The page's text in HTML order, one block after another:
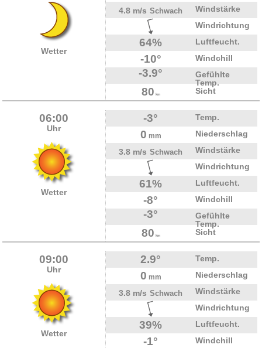
Wetter
4.8 m/s Schwach
Windstärke
Windrichtung
64% Luftfeucht.
-10° Windchill
-3.9°
Gefühlte
Temp.
80 km Sicht
06:00
Uhr
Wetter
-3° Temp.
0 mm
Niederschlag
3.8 m/s Schwach
Windstärke
Windrichtung
61% Luftfeucht.
-8° Windchill
-3°
Gefühlte
Temp.
80 km Sicht
09:00
Uhr
Wetter
2.9° Temp.
0 mm
Niederschlag
3.8 m/s Schwach
Windstärke
Windrichtung
39% Luftfeucht.
-1° Windchill